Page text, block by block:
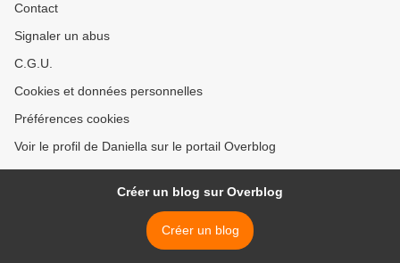
Contact
Signaler un abus
C.G.U.
Cookies et données personnelles
Préférences cookies
Voir le profil de Daniella sur le portail Overblog
Créer un blog sur Overblog
Créer un blog